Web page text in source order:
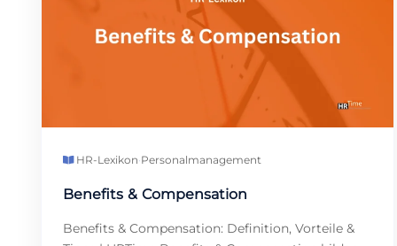
HR-Lexikon·Personalmanagement
Benefits & Compensation
Benefits & Compensation: Definition, Vorteile &